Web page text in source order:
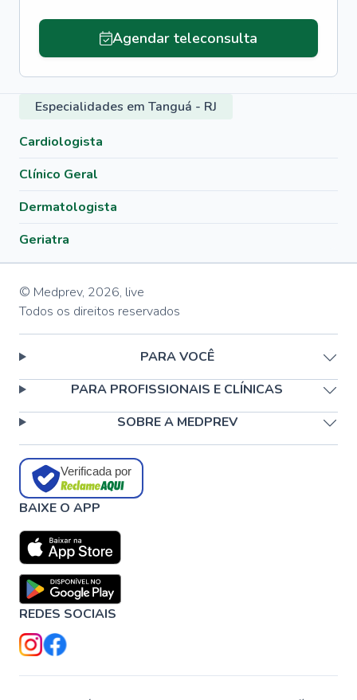
Agendar teleconsulta
Especialidades em Tanguá - RJ
Cardiologista
Clínico Geral
Dermatologista
Geriatra
© Medprev, 2026, live
Todos os direitos reservados
PARA VOCÊ
PARA PROFISSIONAIS E CLÍNICAS
SOBRE A MEDPREV
Verificada por
BAIXE O APP
REDES SOCIAIS